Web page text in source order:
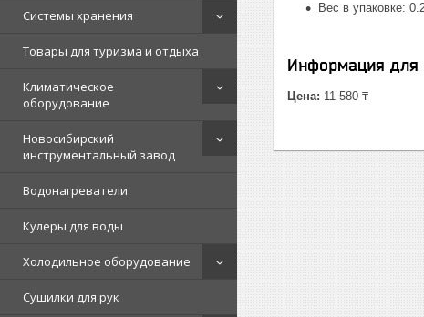
Системы хранения
Товары для туризма и отдыха
Климатическое
оборудование
Новосибирский
инструментальный завод
Водонагреватели
Кулеры для воды
Холодильное оборудование
Сушилки для рук
Вес в упаковке:
Информация для
Цена: 11 580 ₸